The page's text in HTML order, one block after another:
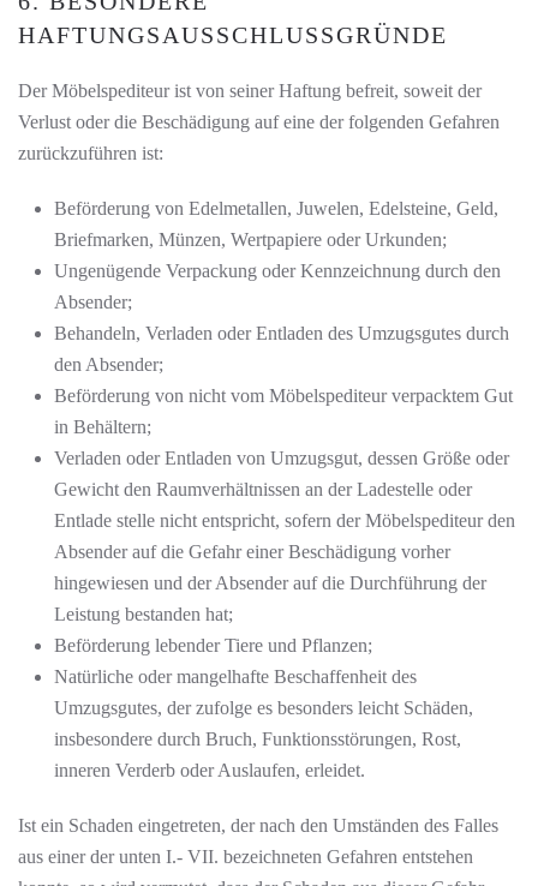
HAFTUNGSAUSSCHLUSSGRÜNDE
Der Möbelspediteur ist von seiner Haftung befreit, soweit der
Verlust oder die Beschädigung auf eine der folgenden Gefahren
zurückzuführen ist:
Beförderung von Edelmetallen, Juwelen, Edelsteine, Geld,
Briefmarken, Münzen, Wertpapiere oder Urkunden;
Ungenügende Verpackung oder Kennzeichnung durch den
Absender;
Behandeln, Verladen oder Entladen des Umzugsgutes durch
den Absender;
Beförderung von nicht vom Möbelspediteur verpacktem Gut
in Behältern;
Verladen oder Entladen von Umzugsgut, dessen Größe oder
Gewicht den Raumverhältnissen an der Ladestelle oder
Entlade stelle nicht entspricht, sofern der Möbelspediteur den
Absender auf die Gefahr einer Beschädigung vorher
hingewiesen und der Absender auf die Durchführung der
Leistung bestanden hat;
Beförderung lebender Tiere und Pflanzen;
Natürliche oder mangelhafte Beschaffenheit des
Umzugsgutes, der zufolge es besonders leicht Schäden,
insbesondere durch Bruch, Funktionsstörungen, Rost,
inneren Verderb oder Auslaufen, erleidet.
Ist ein Schaden eingetreten, der nach den Umständen des Falles
aus einer der unten I.- VII. bezeichneten Gefahren entstehen